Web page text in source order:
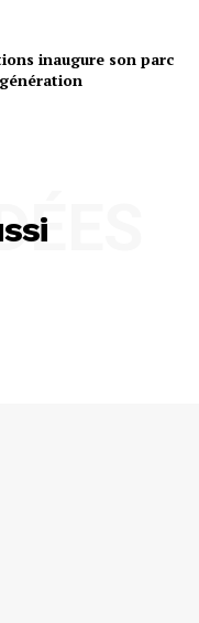
inaugure son parc